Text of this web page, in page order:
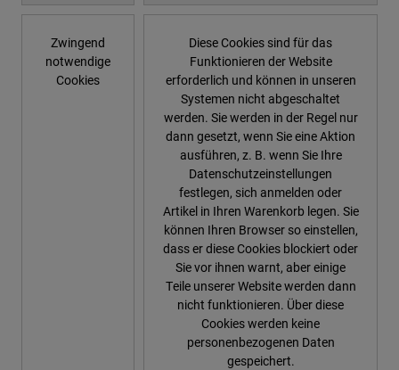
Zwingend
notwendige
Cookies
Diese Cookies sind für das
Funktionieren der Website
erforderlich und können in unseren
Systemen nicht abgeschaltet
werden. Sie werden in der Regel nur
dann gesetzt, wenn Sie eine Aktion
ausführen, z. B. wenn Sie Ihre
Datenschutzeinstellungen
festlegen, sich anmelden oder
Artikel in Ihren Warenkorb legen. Sie
können Ihren Browser so einstellen,
dass er diese Cookies blockiert oder
Sie vor ihnen warnt, aber einige
Teile unserer Website werden dann
nicht funktionieren. Über diese
Cookies werden keine
personenbezogenen Daten
gespeichert.